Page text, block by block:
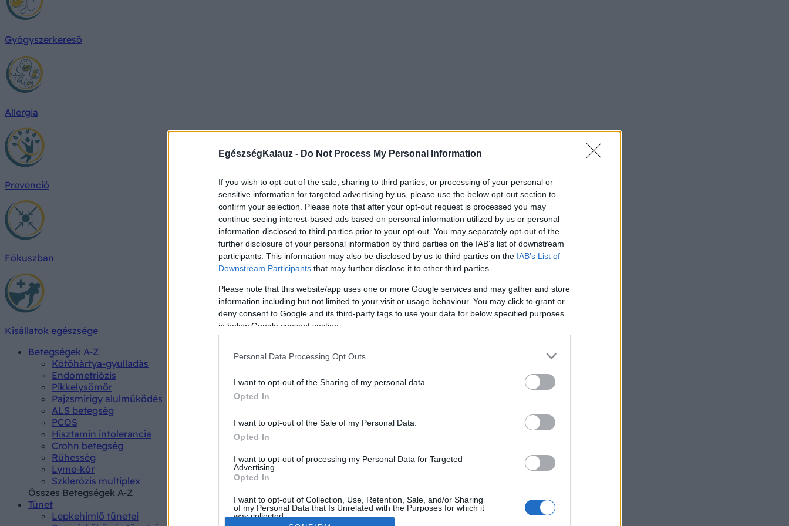
EgészségKalauz - Do Not Process My Personal Information
If you wish to opt-out of the sale, sharing to third parties, or processing of your personal or
sensitive information for targeted advertising by us, please use the below opt-out section to
confirm your selection. Please note that after your opt-out request is processed you may
continue seeing interest-based ads based on personal information utilized by us or personal
information disclosed to third parties prior to your opt-out. You may separately opt-out of the
further disclosure of your personal information by third parties on the IAB’s list of downstream
participants. This information may also be disclosed by us to third parties on the IAB’s List of
Downstream Participants that may further disclose it to other third parties.
Please note that this website/app uses one or more Google services and may gather and store
information including but not limited to your visit or usage behaviour. You may click to grant or
deny consent to Google and its third-party tags to use your data for below specified purposes
in below Google consent section.
Personal Data Processing Opt Outs
I want to opt-out of the Sharing of my personal data.
Opted In
I want to opt-out of the Sale of my Personal Data.
Opted In
I want to opt-out of processing my Personal Data for Targeted
Advertising.
Opted In
I want to opt-out of Collection, Use, Retention, Sale, and/or Sharing
of my Personal Data that Is Unrelated with the Purposes for which it
was collected.
Gyógyszerkereső
Allergia
Prevenció
Fókuszban
Kisállatok egészsége
Betegségek A-Z
Kötőhártya-gyulladás
Endometriózis
Pikkelysömör
Pajzsmirigy alulműködés
ALS betegség
PCOS
Hisztamin intolerancia
Crohn betegség
Rühesség
Lyme-kór
Szklerózis multiplex
Összes Betegségek A-Z
Tünet
Lepkehimlő tünetei